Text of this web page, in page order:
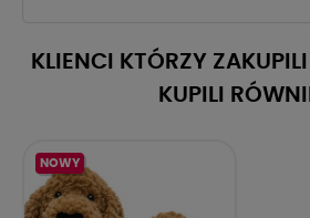
KLIENCI KTÓRZY
KUPILI
NOWY